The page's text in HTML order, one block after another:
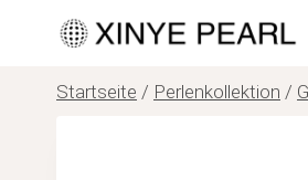
springenStartseite / Perlenkollektion /